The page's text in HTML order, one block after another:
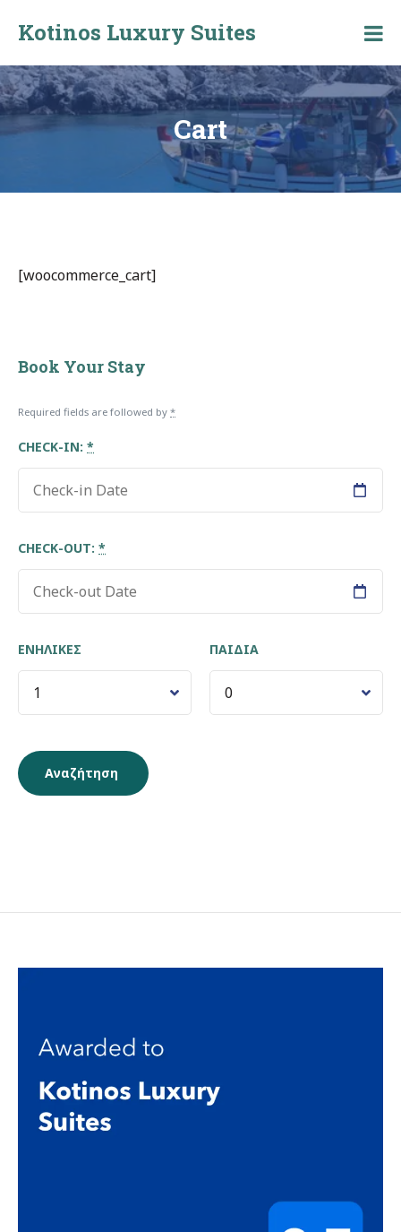
Kotinos Luxury Suites
Kotinos
Luxury
Suites
at
Molos,
Cart
[woocommerce_cart]
Book Your Stay
Required fields are followed by *
CHECK-IN: *
CHECK-OUT: *
ΕΝΉΛΙΚΕΣ ΠΑΙΔΙΆ